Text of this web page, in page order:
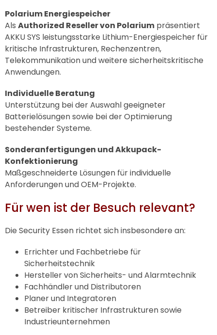
Polarium Energiespeicher
Als Authorized Reseller von Polarium präsentiert
AKKU SYS leistungsstarke Lithium-Energiespeicher für
kritische Infrastrukturen, Rechenzentren,
Telekommunikation und weitere sicherheitskritische
Anwendungen.
Individuelle Beratung
Unterstützung bei der Auswahl geeigneter
Batterielösungen sowie bei der Optimierung
bestehender Systeme.
Sonderanfertigungen und Akkupack-
Konfektionierung
Maßgeschneiderte Lösungen für individuelle
Anforderungen und OEM-Projekte.
Für wen ist der Besuch relevant?
Die Security Essen richtet sich insbesondere an:
Errichter und Fachbetriebe für
Sicherheitstechnik
Hersteller von Sicherheits- und Alarmtechnik
Fachhändler und Distributoren
Planer und Integratoren
Betreiber kritischer Infrastrukturen sowie
Industrieunternehmen